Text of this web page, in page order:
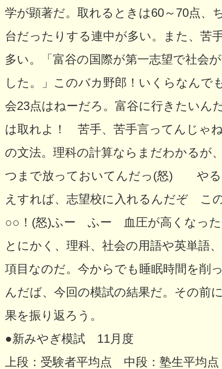
学が顕著だ。取れるときは60～70点、
台だったりする連中が多い。また、苦
多い。「富谷の国際が第一志望で社会
した。」このバカ野郎！いくらなんで
会23点はねーだろ。富谷に行きたいん
は取れよ！ 苦手、苦手言ってんじゃ
の文法。理科の計算ならまだわかるが
つまで放っておいてんだっ(怒) やる
えすれば、志望校に入れるんだぞ こ
○○！(怒)ふー ふー 血圧が高くなっ
とにかく、理科、社会の用語や英単語
項目なのだ。今からでも睡眠時間を削
んだば、今回の模試の結果だ。その前
果を振り返ろう。
●新みやぎ模試 11月度
上段：受験者平均点 中段：塾生平均点